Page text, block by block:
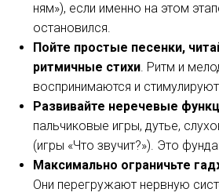
ням»), если именно на этом
остановился.
Пойте простые песенки,
ритмичные стихи. Ритм и
воспринимаются и
Развивайте неречевые
пальчиковые игры, дутье,
(игры «Что звучит?»). Это
Максимально ограничьте
Они перегружают нервную